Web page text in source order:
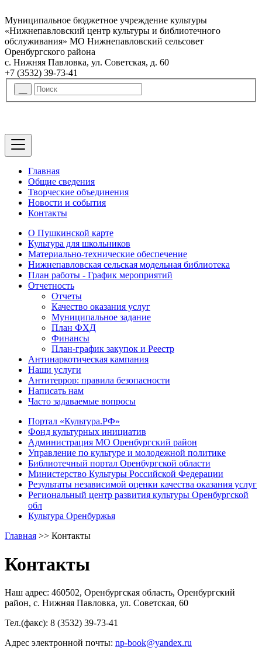
Муниципальное бюджетное учреждение культуры
«Нижнепавловский центр культуры и библиотечного
обслуживания» МО Нижнепавловский сельсовет
Оренбургского района
с. Нижняя Павловка, ул. Советская, д. 60
+7 (3532) 39-73-41
Главная
Общие сведения
Творческие объединения
Новости и события
Контакты
О Пушкинской карте
Культура для школьников
Материально-технические обеспечение
Нижнепавловская сельская модельная библиотека
План работы - График мероприятий
Отчетность
Отчеты
Качество оказания услуг
Муниципальное задание
План ФХД
Финансы
План-график закупок и Реестр
Антинаркотическая кампания
Наши услуги
Антитеррор: правила безопасности
Написать нам
Часто задаваемые вопросы
Портал «Культура.РФ»
Фонд культурных инициатив
Администрация МО Оренбургский район
Управление по культуре и молодежной политике
Библиотечный портал Оренбургской области
Министерство Культуры Российской Федерации
Результаты независимой оценки качества оказания услуг
Региональный центр развития культуры Оренбургской
обл
Культура Оренбуржья
Главная >> Контакты
Контакты
Наш адрес: 460502, Оренбургская область, Оренбургский
район, с. Нижняя Павловка, ул. Советская, 60
Тел.(факс): 8 (3532) 39-73-41
Адрес электронной почты: np-book@yandex.ru